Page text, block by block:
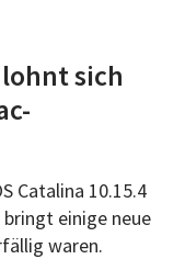
sich
Catalina 10.15.4
einige neue
waren.